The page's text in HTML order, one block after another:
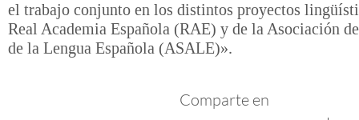
el trabajo conjunto en los distintos proyectos
Real Academia Española (RAE) y de la Asociación
de la Lengua Española (ASALE)».
Comparte en